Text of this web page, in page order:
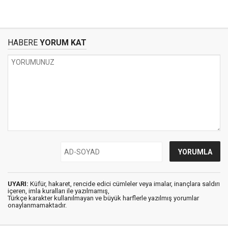
HABERE YORUM KAT
UYARI: Küfür, hakaret, rencide edici cümleler veya imalar, inançlara saldırı
içeren, imla kuralları ile yazılmamış,
Türkçe karakter kullanılmayan ve büyük harflerle yazılmış yorumlar
onaylanmamaktadır.